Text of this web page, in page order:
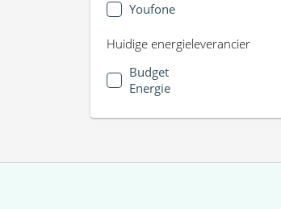
Youfone
Huidige energieleverancier
Budget
Energie